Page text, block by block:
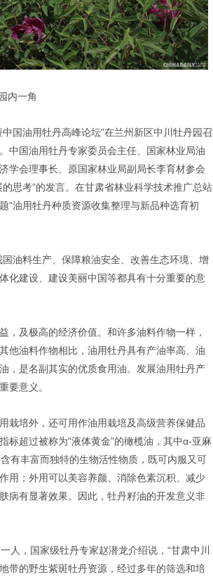
内一角
国油用牡丹高峰论坛”在兰州新区中川牡丹园召
中国油用牡丹专家委员会主任、国家林业局油
学会理事长、原国家林业局副局长李育材参会
思考”的发言。在甘肃省林业科学技术推广总站
“油用牡丹种质资源收集整理与新品种选育初
油料生产、保障粮油安全、改善生态环境、增
化建设、建设美丽中国等都具有十分重要的意
，及极高的经济价值。和许多油料作物一样，
他油料作物相比，油用牡丹具有产油率高、油
，是名副其实的优质食用油。发展油用牡丹产
要意义。
栽培外，还可用作油用栽培及高级营养保健品
标超过被称为“液体黄金”的橄榄油，其中α-亚麻
有丰富而独特的生物活性物质，既可内服又可
用；外用可以美容养颜、消除色素沉积、减少
病有显著效果。因此，牡丹籽油的开发意义非
人，国家级牡丹专家赵潜龙介绍说，“甘肃中川
带的野生紫斑牡丹资源，经过多年的筛选和培